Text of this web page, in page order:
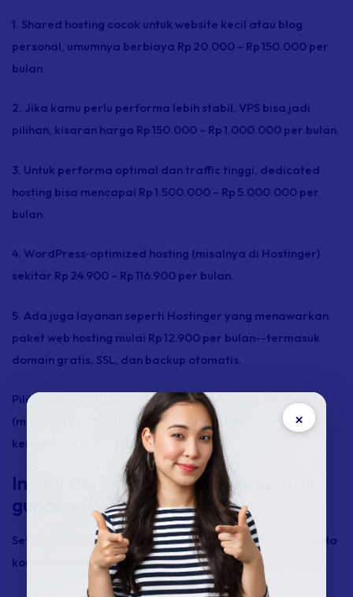
×
1. Shared hosting cocok untuk website kecil atau blog
personal, umumnya berbiaya Rp 20.000 – Rp 150.000 per
bulan.
2. Jika kamu perlu performa lebih stabil, VPS bisa jadi
pilihan, kisaran harga Rp 150.000 – Rp 1.000.000 per bulan.
3. Untuk performa optimal dantraffic tinggi, dedicated
hosting bisa mencapai Rp 1.500.000 – Rp 5.000.000 per
bulan.
4. WordPress‑optimized hosting (misalnya di Hostinger)
sekitar Rp 24.900 – Rp 116.900 per bulan.
5. Ada juga layanan seperti Hostinger yang menawarkan
paket web hosting mulai Rp 12.900 per bulan--termasuk
domain gratis, SSL, dan backup otomatis.
Pilih
berdasarkan jenis website, anggaran, fitur
(misal domain gratis, SSL,backupotomatis), serta
kemudahan pengelolaan.
Install CMS seperti WordPress atau
gunakan builder
Setelah hostingsiap, kamu perlu platform untuk mengelola
konten dan desain. Dua opsi populer adalah: